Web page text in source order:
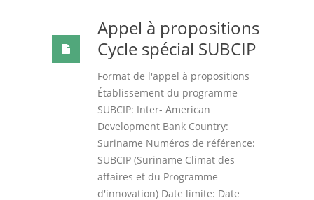
Appel à propositions
Cycle spécial SUBCIP
Format de l'appel à propositions
Établissement du programme
SUBCIP: Inter- American
Development Bank Country:
Suriname Numéros de référence:
SUBCIP (Suriname Climat des
affaires et du Programme
d'innovation) Date limite: Date